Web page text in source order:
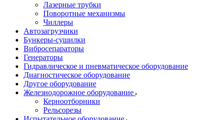
Лазерные трубки
Поворотные механизмы
Чиллеры
Автозагрузчики
Бункеры-сушилки
Вибросепараторы
Генераторы
Гидравлическое и пневматическое оборудование
Диагностическое оборудование
Другое оборудование
Железнодорожное оборудование
Керноотборники
Рельсорезы